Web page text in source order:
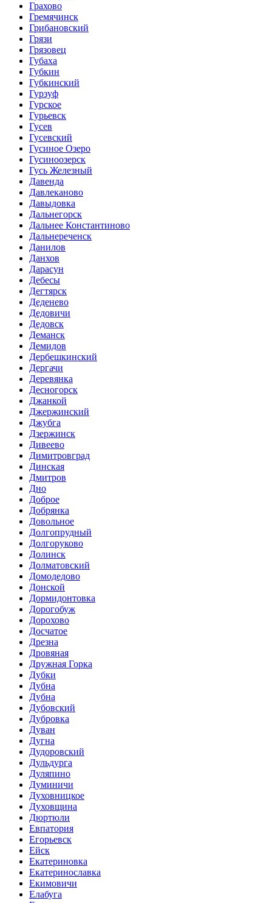
Грахово
Гремячинск
Грибановский
Грязи
Грязовец
Губаха
Губкин
Губкинский
Гурзуф
Гурское
Гурьевск
Гусев
Гусевский
Гусиное Озеро
Гусиноозерск
Гусь Железный
Давенда
Давлеканово
Давыдовка
Дальнегорск
Дальнее Константиново
Дальнереченск
Данилов
Данхов
Дарасун
Дебесы
Дегтярск
Деденево
Дедовичи
Дедовск
Деманск
Демидов
Дербешкинский
Дергачи
Деревянка
Десногорск
Джанкой
Джержинский
Джубга
Дзержинск
Дивеево
Димитровград
Динская
Дмитров
Дно
Доброе
Добрянка
Довольное
Долгопрудный
Долгоруково
Долинск
Долматовский
Домодедово
Донской
Дормидонтовка
Дорогобуж
Дорохово
Досчатое
Дрезна
Дровяная
Дружная Горка
Дубки
Дубна
Дубна
Дубовский
Дубровка
Дуван
Дугна
Дудоровский
Дульдурга
Дуляпино
Думиничи
Духовницкое
Духовщина
Дюртюли
Евпатория
Егорьевск
Ейск
Екатериновка
Екатеринославка
Екимовичи
Елабуга